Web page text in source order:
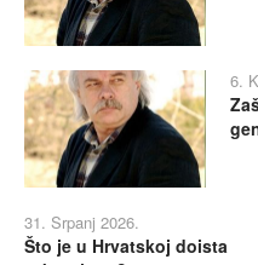
6.
31. Srpanj 2026.
Što je u Hrvatskoj doista